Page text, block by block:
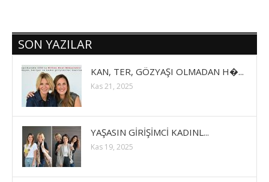
SON YAZILAR
KAN, TER, GÖZYAŞI OLMADAN H�...
Kas 21, 2025
YAŞASIN GİRİŞİMCİ KADINL...
Kas 19, 2025